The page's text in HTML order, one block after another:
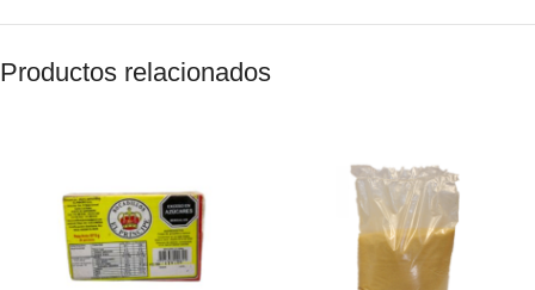
Productos relacionados